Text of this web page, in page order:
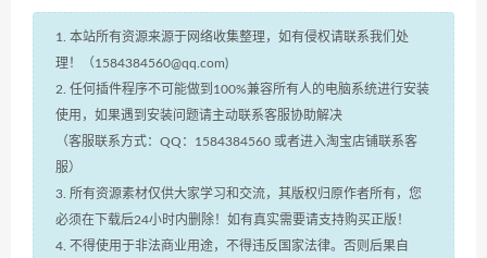
1. 本站所有资源来源于网络收集整理，如有侵权请联系我们处
理！（1584384560@qq.com)
2. 任何插件程序不可能做到100%兼容所有人的电脑系统进行安装
使用，如果遇到安装问题请主动联系客服协助解决
（客服联系方式：QQ：1584384560 或者进入淘宝店铺联系客
服）
3. 所有资源素材仅供大家学习和交流，其版权归原作者所有，您
必须在下载后24小时内删除！如有真实需要请支持购买正版！
4. 不得使用于非法商业用途，不得违反国家法律。否则后果自